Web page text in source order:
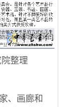
整理
、画廊和